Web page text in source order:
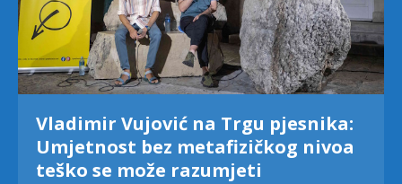
Vladimir Vujović na Trgu pjesnika:
Umjetnost bez metafizičkog nivoa
teško se može razumjeti